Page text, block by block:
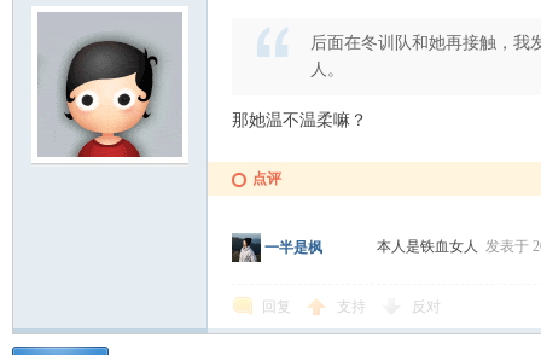
后面在冬训队和她再接触，我
人。
那她温不温柔嘛？
点评
一半是枫 本人是铁血女人 发表于
回复 支持 反对